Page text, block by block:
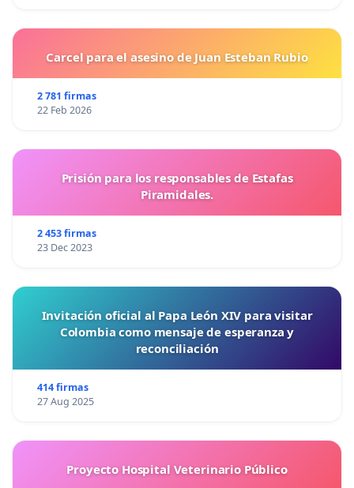
Carcel para el asesino de Juan Esteban Rubio
2 781 firmas
22 Feb 2026
Prisión para los responsables de Estafas
Piramidales.
2 453 firmas
23 Dec 2023
Invitación oficial al Papa León XIV para visitar
Colombia como mensaje de esperanza y
reconciliación
414 firmas
27 Aug 2025
Proyecto Hospital Veterinario Público